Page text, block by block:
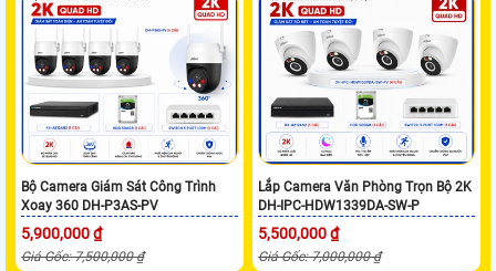
Bộ Camera Giám Sát Công Trình
Xoay 360 DH-P3AS-PV
5,900,000 ₫
Giá Gốc: 7,500,000 ₫
Lắp Camera Văn Phòng Trọn Bộ 2K
DH-IPC-HDW1339DA-SW-P
5,500,000 ₫
Giá Gốc: 7,000,000 ₫